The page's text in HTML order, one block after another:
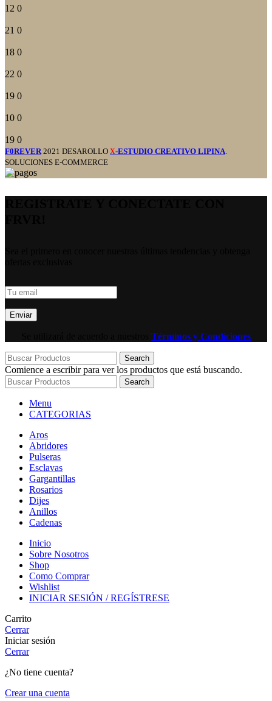
12 0
21 0
18 0
22 0
19 0
10 0
19 0
F0REVER 2021 DESAROLLO X-ESTUDIO CREATIVO LIPINA.
SOLUCIONES E-COMMERCE
Términos y Condiciones
Search
Comience a escribir para ver los productos que está buscando.
Search
Menu
CATEGORIAS
Aros
Abridores
Pulseras
Esclavas
Gargantillas
Rosarios
Dijes
Anillos
Cadenas
Inicio
Sobre Nosotros
Shop
Como Comprar
Wishlist
INICIAR SESIÓN / REGÍSTRESE
Carrito
Cerrar
Iniciar sesión
Cerrar
¿No tiene cuenta?
Crear una cuenta